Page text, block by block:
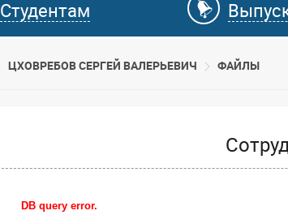
Студентам
ЦХОВРЕБОВ СЕРГЕЙ ВАЛЕРЬЕВИЧ ФАЙЛЫ
DB query error.